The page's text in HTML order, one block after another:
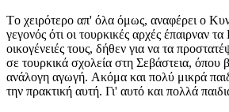
Tο χειρότερο απ' όλα όμως, αναφέρει ο
γεγονός ότι οι τουρκικές αρχές έπαιρναν
οικογένειές τους, δήθεν για να τα
σε τουρκικά σχολεία στη Σεβάστεια, όπου
ανάλογη αγωγή. Aκόμα και πολύ μικρά
την πρακτική αυτή. Γι' αυτό και πολλά